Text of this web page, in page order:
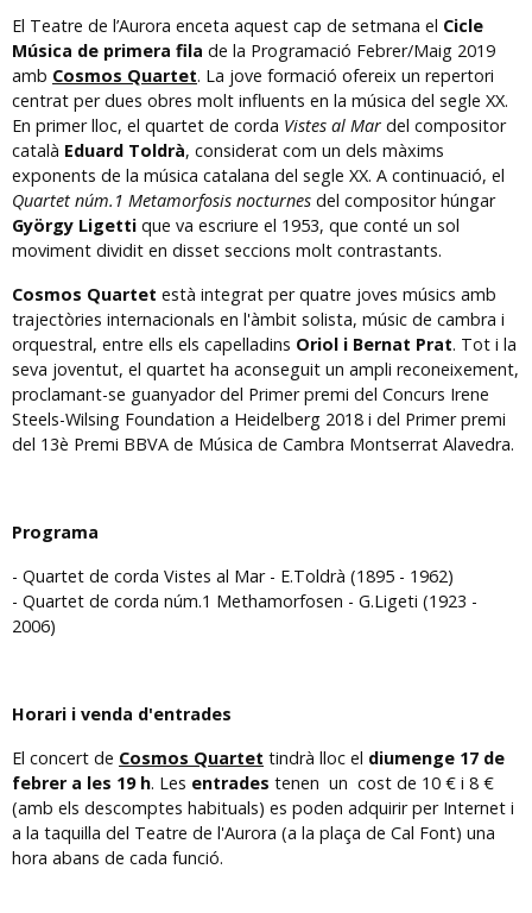
El Teatre de l’Aurora enceta aquest cap de setmana el Cicle
Música de primera fila de la Programació Febrer/Maig 2019
amb Cosmos Quartet. La jove formació ofereix un repertori
centrat per dues obres molt influents en la música del segle XX.
En primer lloc, el quartet de corda Vistes al Mar del compositor
català Eduard Toldrà, considerat com un dels màxims
exponents de la música catalana del segle XX. A continuació, el
Quartet núm.1 Metamorfosis nocturnes del compositor húngar
György Ligetti que va escriure el 1953, que conté un sol
moviment dividit en disset seccions molt contrastants.
Cosmos Quartet està integrat per quatre joves músics amb
trajectòries internacionals en l'àmbit solista, músic de cambra i
orquestral, entre ells els capelladins Oriol i Bernat Prat. Tot i la
seva joventut, el quartet ha aconseguit un ampli reconeixement,
proclamant-se guanyador del Primer premi del Concurs Irene
Steels-Wilsing Foundation a Heidelberg 2018 i del Primer premi
del 13è Premi BBVA de Música de Cambra Montserrat Alavedra.
Programa
- Quartet de corda Vistes al Mar - E.Toldrà (1895 - 1962)
- Quartet de corda núm.1 Methamorfosen - G.Ligeti (1923 -
2006)
Horari i venda d'entrades
El concert de Cosmos Quartet tindrà lloc el diumenge 17 de
febrer a les 19 h. Les entrades tenen un cost de 10 € i 8 €
(amb els descomptes habituals) es poden adquirir per Internet i
a la taquilla del Teatre de l'Aurora (a la plaça de Cal Font) una
hora abans de cada funció.